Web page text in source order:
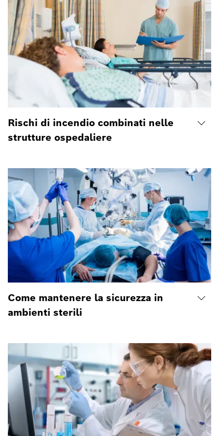
Rischi di incendio combinati nelle
strutture ospedaliere
Come mantenere la sicurezza in
ambienti sterili